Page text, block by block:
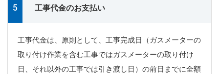
工事代金のお支払い
工事代金は、原則として、工事完成日（ガスメーターの
取り付け作業を含む工事ではガスメーターの取り付け
日、それ以外の工事では引き渡し日）の前日までに全額